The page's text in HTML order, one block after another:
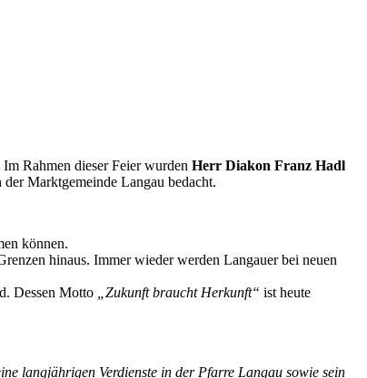
Rahmen dieser Feier wurden Herr Diakon Franz Hadl
Marktgemeinde Langau bedacht.
können.
hinaus. Immer wieder werden Langauer bei neuen
Dessen Motto „Zukunft braucht Herkunft“ ist heute
langjährigen Verdienste in der Pfarre Langau sowie sein